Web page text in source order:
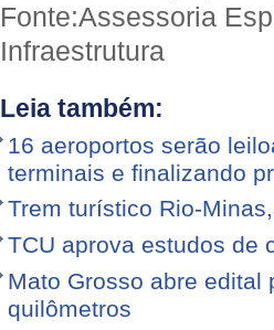
Fonte:Assessoria
Infraestrutura
Leia também:
16 aeroportos serão
terminais e finalizando
Trem turístico Rio-
TCU aprova estudos de
Mato Grosso abre edital
quilômetros